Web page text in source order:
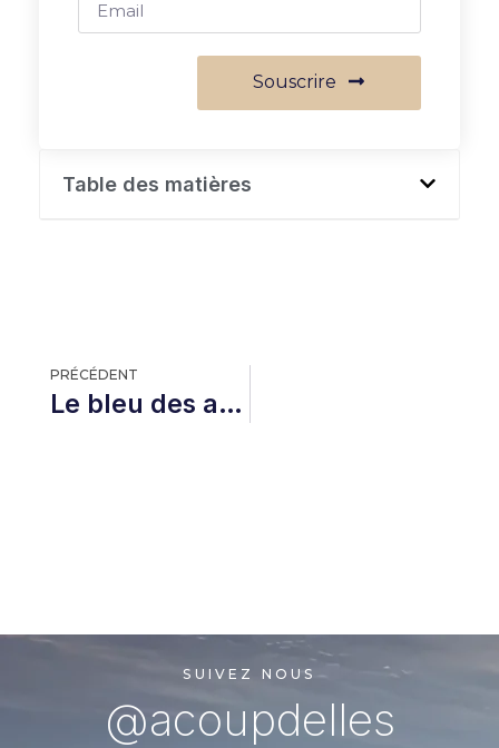
Souscrire
Table des matières
PRÉCÉDENT
Le bleu des antipodes avec acoupdelles
SUIVEZ NOUS
@acoupdelles